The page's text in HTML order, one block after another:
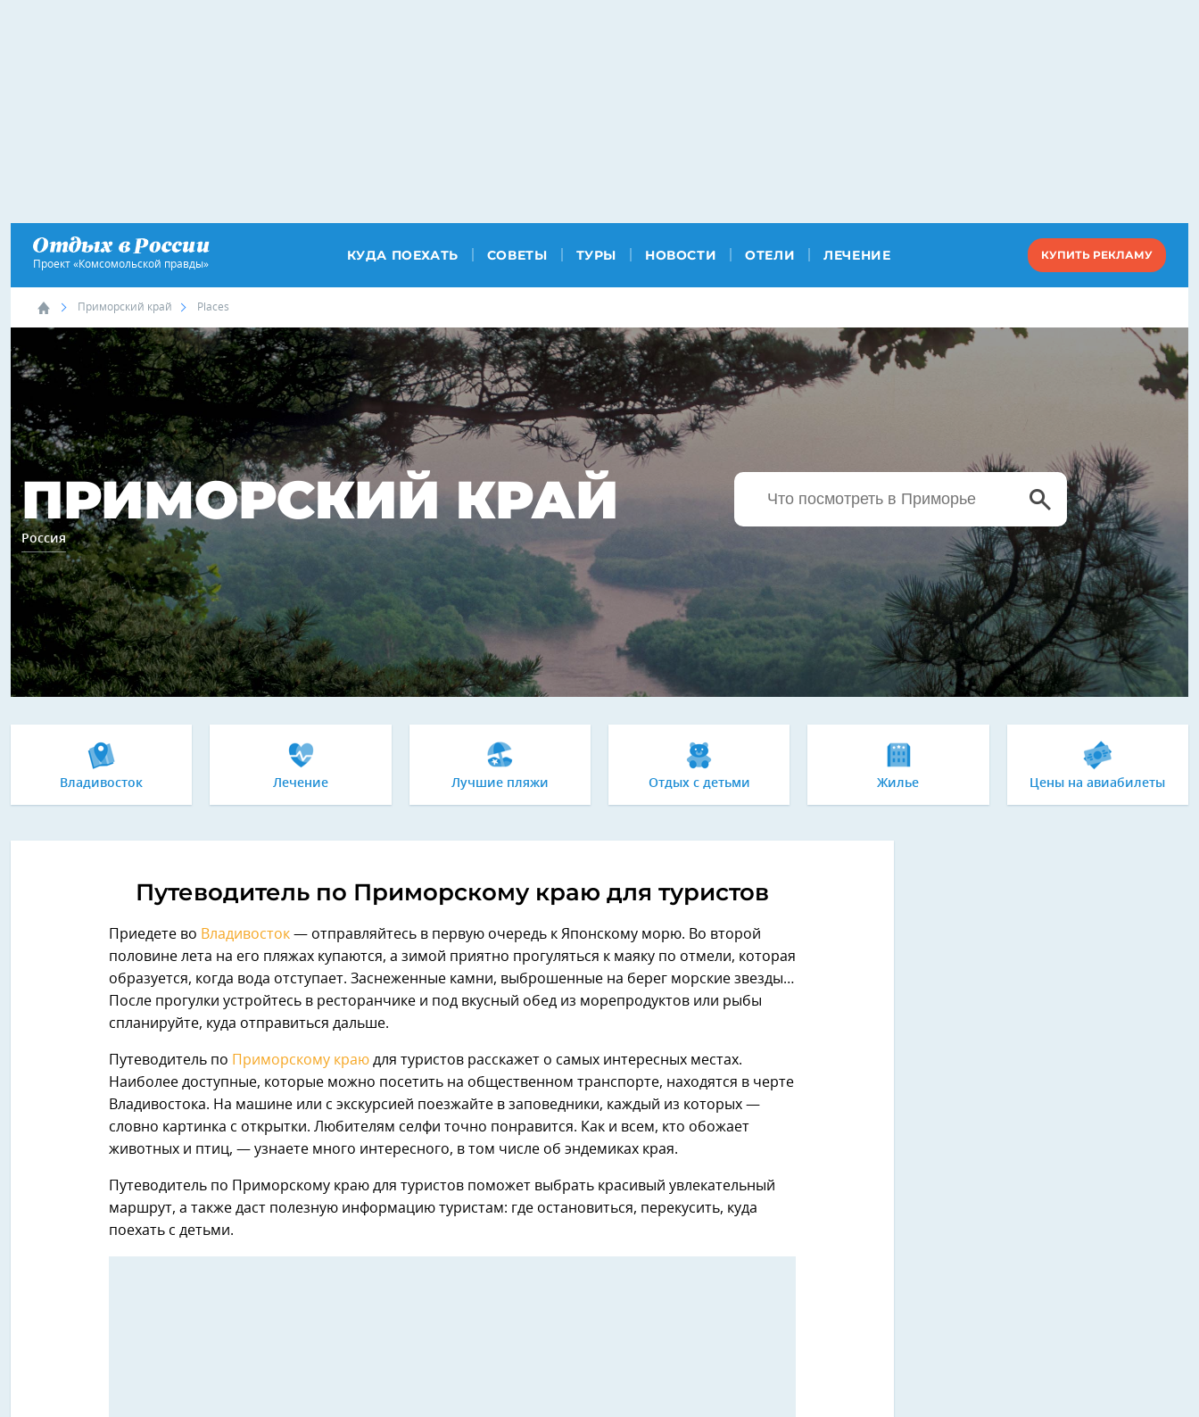
Проект «Комсомольской правды»
КУДА ПОЕХАТЬ СОВЕТЫ ТУРЫ НОВОСТИ ОТЕЛИ ЛЕЧЕНИЕ КУПИТЬ РЕКЛАМУ
Приморский край Places
ПРИМОРСКИЙ КРАЙ
Россия
Владивосток Лечение Лучшие пляжи Отдых с детьми Жилье Цены на авиабилеты
Путеводитель по Приморскому краю для туристов
Приедете во Владивосток — отправляйтесь в первую очередь к Японскому морю. Во второй
половине лета на его пляжах купаются, а зимой приятно прогуляться к маяку по отмели, которая
образуется, когда вода отступает. Заснеженные камни, выброшенные на берег морские звезды…
После прогулки устройтесь в ресторанчике и под вкусный обед из морепродуктов или рыбы
спланируйте, куда отправиться дальше.
Путеводитель по Приморскому краю для туристов расскажет о самых интересных местах.
Наиболее доступные, которые можно посетить на общественном транспорте, находятся в черте
Владивостока. На машине или с экскурсией поезжайте в заповедники, каждый из которых —
словно картинка с открытки. Любителям селфи точно понравится. Как и всем, кто обожает
животных и птиц, — узнаете много интересного, в том числе об эндемиках края.
Путеводитель по Приморскому краю для туристов поможет выбрать красивый увлекательный
маршрут, а также даст полезную информацию туристам: где остановиться, перекусить, куда
поехать с детьми.